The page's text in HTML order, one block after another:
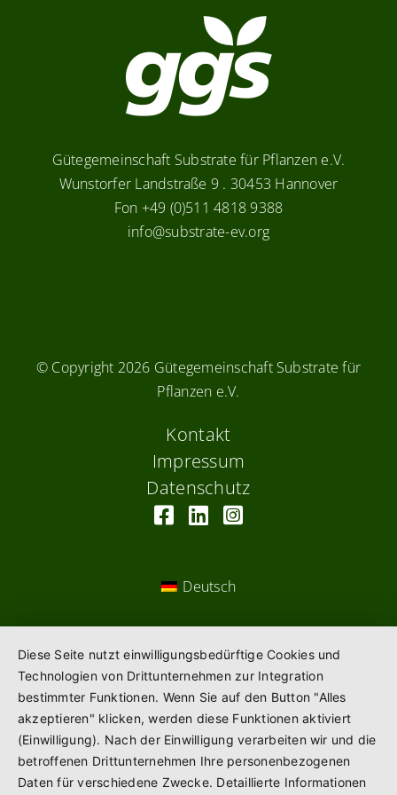
Gütegemeinschaft Substrate für Pflanzen e.V.
Wunstorfer Landstraße 9 . 30453 Hannover
Fon +49 (0)511 4818 9388
info@substrate-ev.org
© Copyright 2026 Gütegemeinschaft Substrate für
Pflanzen e.V.
Kontakt
Impressum
Datenschutz
Deutsch
Diese Seite nutzt einwilligungsbedürftige Cookies und
Technologien von Drittunternehmen zur Integration
bestimmter Funktionen. Wenn Sie auf den Button "Alles
akzeptieren" klicken, werden diese Funktionen aktiviert
(Einwilligung). Nach der Einwilligung verarbeiten wir und die
betroffenen Drittunternehmen Ihre personenbezogenen
Daten für verschiedene Zwecke. Detaillierte Informationen